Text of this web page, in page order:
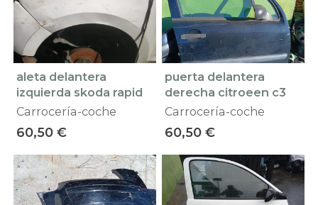
aleta delantera
izquierda skoda rapid
Carrocería-coche
60,50 €
puerta delantera
derecha citroeen c3
Carrocería-coche
60,50 €